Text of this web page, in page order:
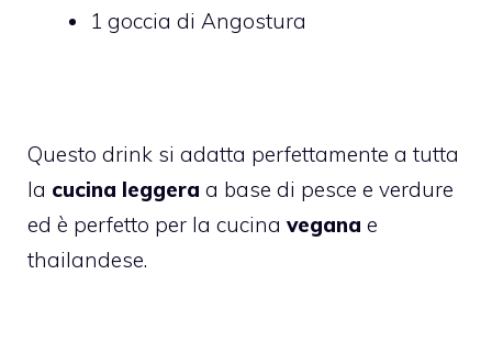
1 goccia di Angostura
Questo drink si adatta perfettamente a tutta
la cucina leggera a base di pesce e verdure
ed è perfetto per la cucina vegana e
thailandese.